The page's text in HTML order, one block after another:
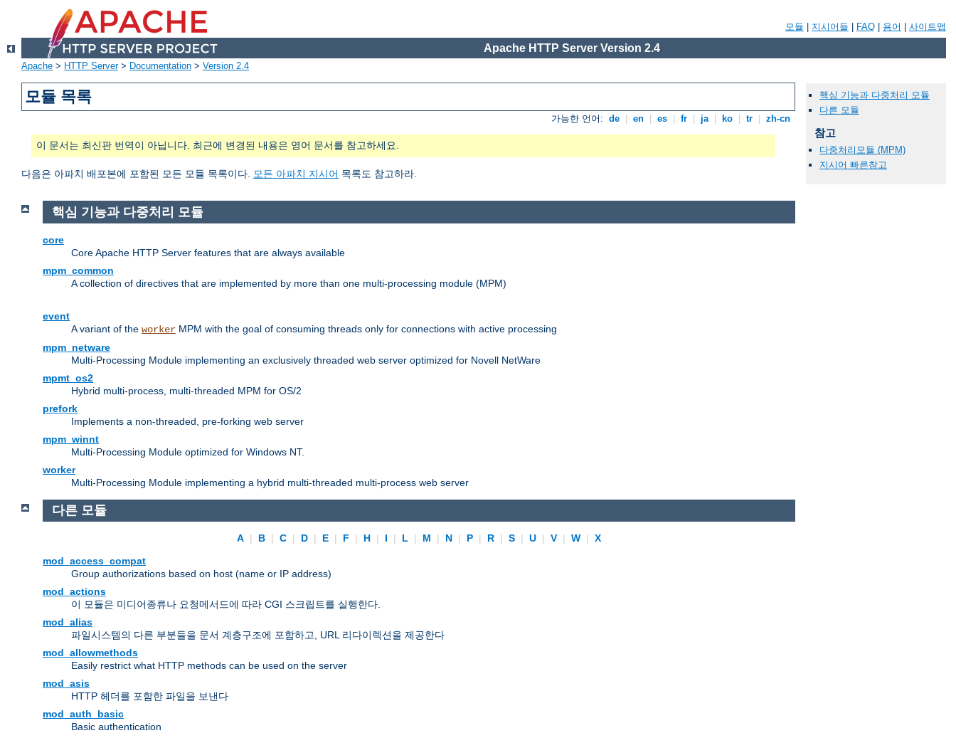
모듈 지시어들 FAQ 용어 사이트맵
Apache HTTP Server Version 2.4
Apache > HTTP Server> Documentation > Version 2.4
모듈 목록
가능한 언어: de en es fr ja ko tr zh-cn
이 문서는 최신판 번역이 아닙니다. 최근에 변경된 내용은 영어 문서를 참고하세요.
다음은 아파치 배포본에 포함된 모든 모듈 목록이다. 모든 아파치 지시어 목록도 참고하라.
핵심 기능과 다중처리 모듈
다른 모듈
참고
다중처리모듈 (MPM)
지시어 빠른참고
핵심 기능과 다중처리 모듈
core
Core Apache HTTP Server features that are always available
mpm_common
A collection of directives that are implemented by more than one multi-processing module (MPM)
event
A variant of the worker MPM with the goal of consuming threads only for connections with active processing
mpm_netware
Multi-Processing Module implementing an exclusively threaded web server optimized for Novell NetWare
mpmt_os2
Hybrid multi-process, multi-threaded MPM for OS/2
prefork
Implements a non-threaded, pre-forking web server
mpm_winnt
Multi-Processing Module optimized for Windows NT.
worker
Multi-Processing Module implementing a hybrid multi-threaded multi-process web server
다른 모듈
A | B | C | D | E | F | H | I | L | M | N | P | R | S | U | V | W |
X
mod_access_compat
Group authorizations based on host (name or IP address)
mod_actions
이 모듈은 미디어종류나 요청메서드에 따라 CGI 스크립트를 실행한다.
mod_alias
파일시스템의 다른 부분들을 문서 계층구조에 포함하고, URL 리다이렉션을 제공한다
mod_allowmethods
Easily restrict what HTTP methods can be used on the server
mod_asis
HTTP 헤더를 포함한 파일을 보낸다
mod_auth_basic
Basic authentication